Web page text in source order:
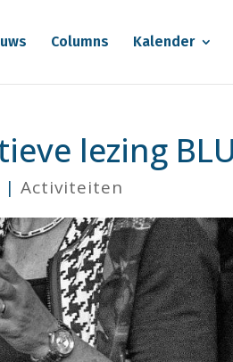
Columns Kalender
lezing
|Activiteiten